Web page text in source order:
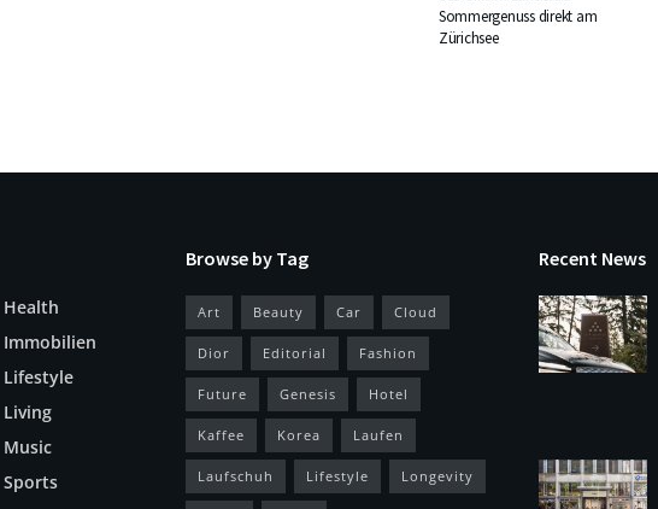
Sommergenuss direkt am
Zürichsee
Health
Immobilien
Lifestyle
Living
Music
Sports
Browse by Tag
Art Beauty Car Cloud
Dior Editorial Fashion
Future Genesis Hotel
Kaffee Korea Laufen
Laufschuh Lifestyle Longevity
Recent News